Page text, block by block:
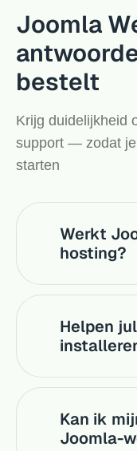
Joomla
bestelt
Krijg duidelijkheid
support — zodat
starten
Werkt
hosting?
Helpen
Kan ik
Joomla-